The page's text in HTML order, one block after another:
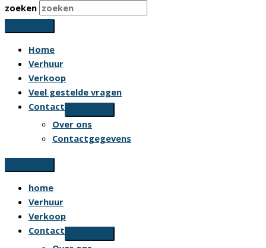
zoeken
Home
Verhuur
Verkoop
Veel gestelde vragen
Contact
Over ons
Contactgegevens
home
Verhuur
Verkoop
Contact